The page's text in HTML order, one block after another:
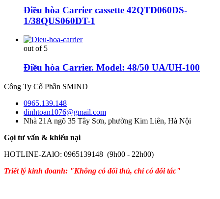
Điều hòa Carrier cassette 42QTD060DS-
1/38QUS060DT-1
out of 5
Điều hòa Carrier. Model: 48/50 UA/UH-100
Công Ty Cổ Phần SMIND
0965.139.148
dinhtoan1076@gmail.com
Nhà 21A ngõ 35 Tây Sơn, phường Kim Liên, Hà Nội
Gọi tư vấn & khiếu nại
HOTLINE-ZAlO: 0965139148 (9h00 - 22h00)
Triết lý kinh doanh: "Không có đối thủ, chỉ có đối tác"